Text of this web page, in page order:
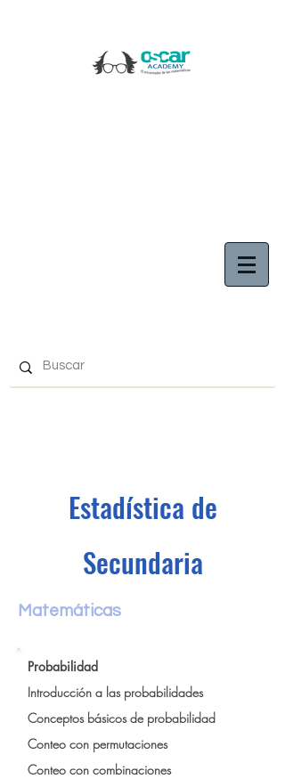
Estadística de
Secundaria
Matemáticas
Probabilidad
Introducción a las probabilidades
Conceptos básicos de probabilidad
Conteo con permutaciones
Conteo con combinaciones